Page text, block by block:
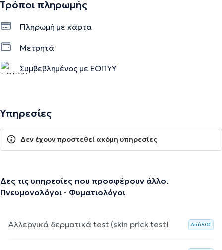
Τρόποι πληρωμής
Πληρωμή με κάρτα
Μετρητά
Συμβεβλημένος με ΕΟΠΥΥ
Υπηρεσίες
Δεν έχουν προστεθεί ακόμη υπηρεσίες
Δες τις υπηρεσίες που προσφέρουν άλλοι
Πνευμονολόγοι - Φυματιολόγοι
Αλλεργικά δερματικά test (skin prick test) Aπό 50€